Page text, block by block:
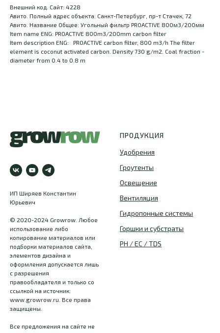
Внешний код. Сайт: 4228
Авито. Полный адрес объекта: Санкт-Петербург, пр-т Стачек, 72
Авито. Название Общее: Угольный фильтр PROACTIVE 800м3/200мм
Item name ENG: PROACTIVE 800m3/200mm carbon filter
Item description ENG: PROACTIVE carbon filter, 800 m3/h The filter
element is coconut activated carbon. Density 730 g/m2. Coal fraction -
diameter from 0.4 to 0.8 m
ИП Ширяев Константин
Юрьевич
© 2020-2024 Growrow. Любое
использование либо
копирование материалов или
подборки материалов сайта,
элементов дизайна и
оформления допускается лишь
с разрешения
правообладателя и только со
ссылкой на источник:
www.growrow.ru. Все права
защищены.
Все предложения на сайте не
ПРОДУКЦИЯ
Удобрения
Гроутенты
Освещение
Вентиляция
Гидропонные системы
Горшки и субстраты
PH / EC / TDS